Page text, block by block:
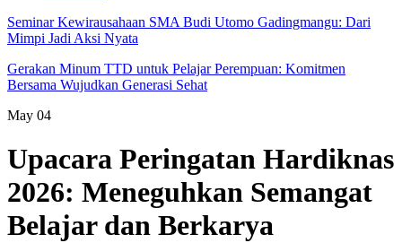
Seminar Kewirausahaan SMA Budi Utomo Gadingmangu: Dari
Mimpi Jadi Aksi Nyata
Gerakan Minum TTD untuk Pelajar Perempuan: Komitmen
Bersama Wujudkan Generasi Sehat
May 04
Upacara Peringatan Hardiknas
2026: Meneguhkan Semangat
Belajar dan Berkarya